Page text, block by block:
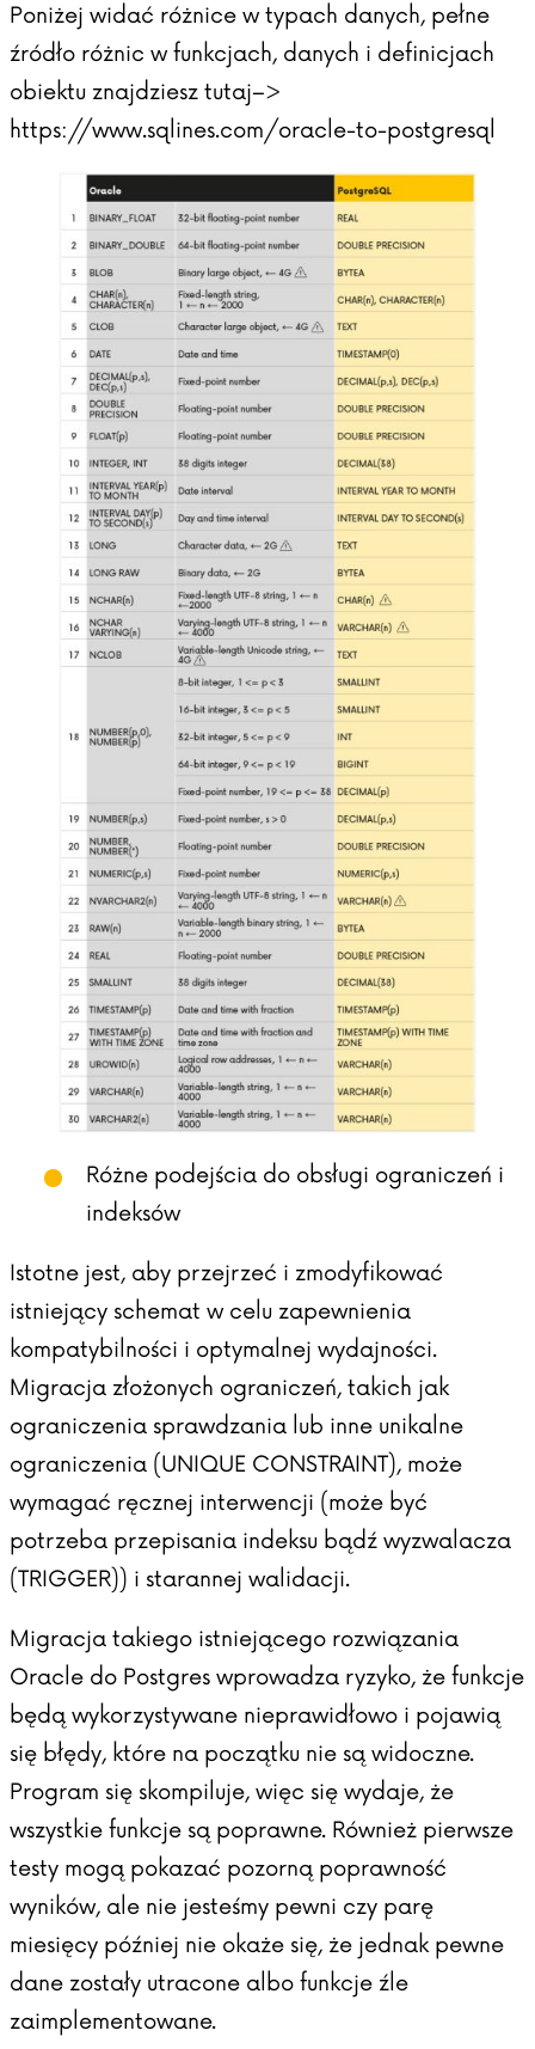
Poniżej widać różnice w typach danych, pełne
źródło różnic w funkcjach, danych i definicjach
obiektu znajdziesz tutaj–>
https://www.sqlines.com/oracle-to-postgresql
Różne podejścia do obsługi ograniczeń i
indeksów
Istotne jest, aby przejrzeć i zmodyfikować
istniejący schemat w celu zapewnienia
kompatybilności i optymalnej wydajności.
Migracja złożonych ograniczeń, takich jak
ograniczenia sprawdzania lub inne unikalne
ograniczenia (UNIQUE CONSTRAINT), może
wymagać ręcznej interwencji (może być
potrzeba przepisania indeksu bądź wyzwalacza
(TRIGGER)) i starannej walidacji.
Migracja takiego istniejącego rozwiązania
Oracle do Postgres wprowadza ryzyko, że funkcje
będą wykorzystywane nieprawidłowo i pojawią
się błędy, które na początku nie są widoczne.
Program się skompiluje, więc się wydaje, że
wszystkie funkcje są poprawne. Również pierwsze
testy mogą pokazać pozorną poprawność
wyników, ale nie jesteśmy pewni czy parę
miesięcy później nie okaże się, że jednak pewne
dane zostały utracone albo funkcje źle
zaimplementowane.